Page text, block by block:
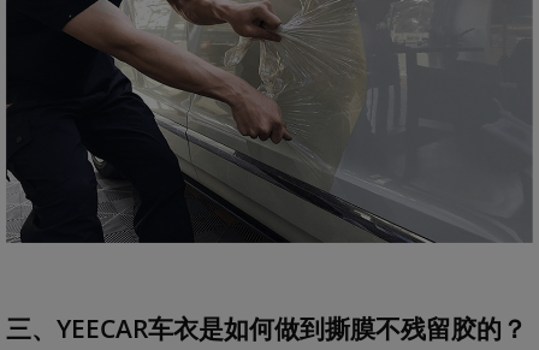
三、YEECAR车衣是如何做到撕膜不残留胶的？